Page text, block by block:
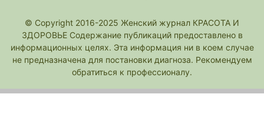
© Copyright 2016-2025 Женский журнал КРАСОТА И
ЗДОРОВЬЕ Содержание публикаций предоставлено в
информационных целях. Эта информация ни в коем случае
не предназначена для постановки диагноза. Рекомендуем
обратиться к профессионалу.